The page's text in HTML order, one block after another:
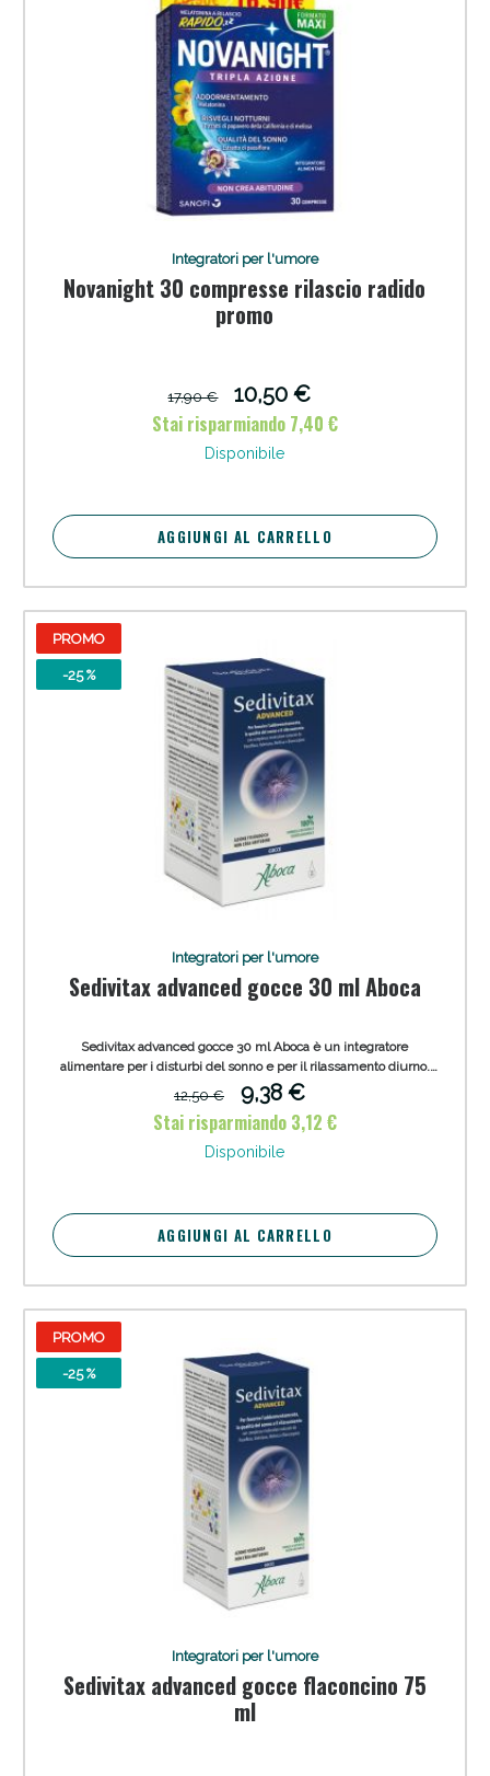
Integratori per l'umore
Novanight 30 compresse rilascio radido
promo
17,90 €
10,50 €
Stai risparmiando 7,40 €
Disponibile
AGGIUNGI AL CARRELLO
PROMO
-25 %
Integratori per l'umore
Sedivitax advanced gocce 30 ml Aboca
Sedivitax advanced gocce 30 ml Aboca è un integratore
alimentare per i disturbi del sonno e per il rilassamento diurno.
Gli estratti contenuti nel prodotto sono ottenuti attraverso un
esclusivo processo tecnologico estrattivo, chiamato LPME
(Liquid-Phase Microextraction).
12,50 €
9,38 €
Stai risparmiando 3,12 €
Disponibile
AGGIUNGI AL CARRELLO
PROMO
-25 %
Integratori per l'umore
Sedivitax advanced gocce flaconcino 75
ml